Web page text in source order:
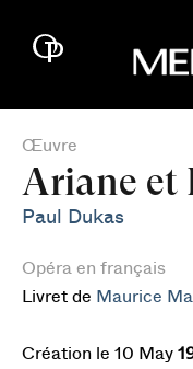
Œuvre
Ariane et
Paul Dukas
Opéra en français
Livret de Maurice
Création le 10 May